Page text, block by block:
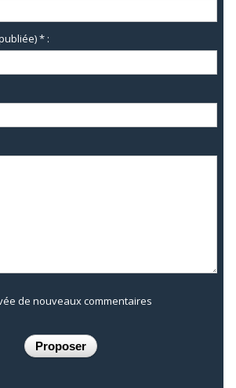
* :
de nouveaux commentaires